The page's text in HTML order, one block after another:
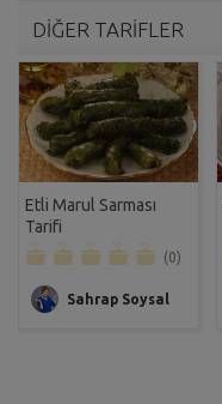
DİĞER TARİFLER
Etli Marul Sarması
Tarifi
(0)
Sahrap Soysal